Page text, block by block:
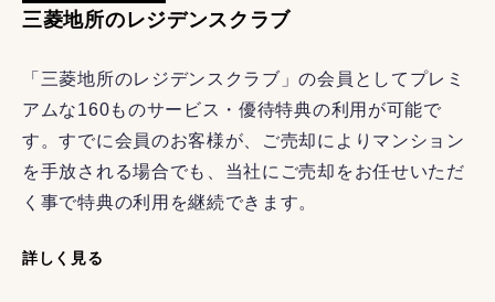
三菱地所のレジデンスクラブ
「三菱地所のレジデンスクラブ」の会員としてプレミ
アムな160ものサービス・優待特典の利用が可能で
す。すでに会員のお客様が、ご売却によりマンション
を手放される場合でも、当社にご売却をお任せいただ
く事で特典の利用を継続できます。
詳しく見る